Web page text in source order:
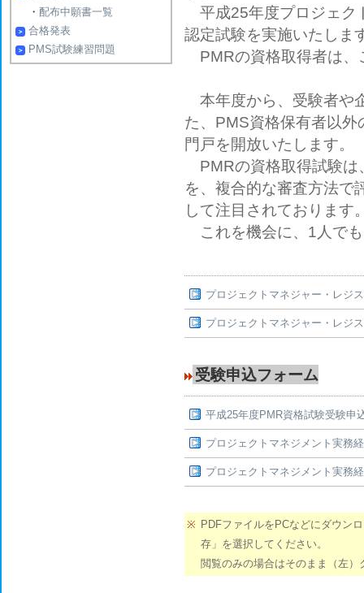
・ 配布中願書一覧
合格発表
PMS試験練習問題
平成25年度プロジェク
認定試験を実施いたしま
PMRの資格取得者は、
本年度から、受験者や
た、PMS資格保有者以外
門戸を開放いたします。
PMRの資格取得試験は
を、複合的な審査方法で
して注目されております
これを機会に、1人で
プロジェクトマネジャー・レジ
プロジェクトマネジャー・レジ
受験申込フォーム
平成25年度PMR資格試験受験申
プロジェクトマネジメント実務
プロジェクトマネジメント実務
※ PDFファイルをPCなどにダウン
存」を選択してください。
閲覧のみの場合はそのまま（左